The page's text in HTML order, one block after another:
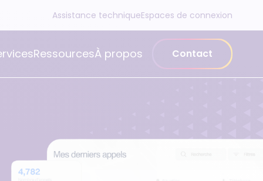
Assistance techniqueEspaces de connexion
RessourcesÀ propos Contact